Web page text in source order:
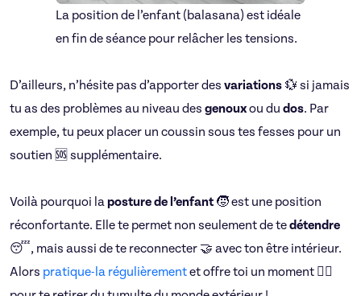
La position de l’enfant (balasana) est idéale
en fin de séance pour relâcher les tensions.
D’ailleurs, n’hésite pas d’apporter des variations 💱 si jamais
tu as des problèmes au niveau des genouxou du dos. Par
exemple, tu peux placer un coussin sous tes fesses pour un
soutien 🆘 supplémentaire.
Voilà pourquoi laposture de l’enfant 🧒 est une position
réconfortante. Elle te permet non seulement de tedétendre
😴, mais aussi de te reconnecter 🤝 avec ton être intérieur.
Alors pratique-la régulièrementet offre toi un moment 🧘‍♀️